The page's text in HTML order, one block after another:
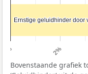
0% 2%
Ernstige geluidhinder door
Ernstige geluidhinder door
Bovenstaande grafiek